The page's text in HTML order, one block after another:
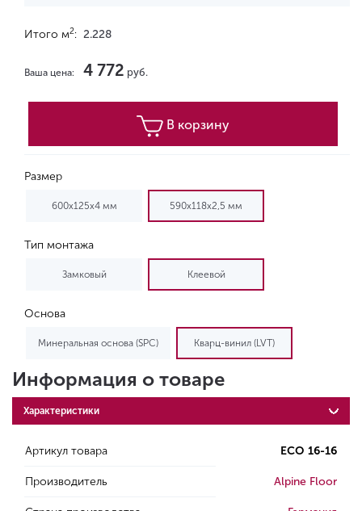
Итого м2: 2.228
Ваша цена: 4 772 руб.
В корзину
Размер
600х125х4 мм 590х118х2,5 мм
Тип монтажа
Замковый Клеевой
Основа
Минеральная основа (SPC) Кварц-винил (LVT)
Информация о товаре
Характеристики
Артикул товара ECO 16-16
Производитель Alpine Floor